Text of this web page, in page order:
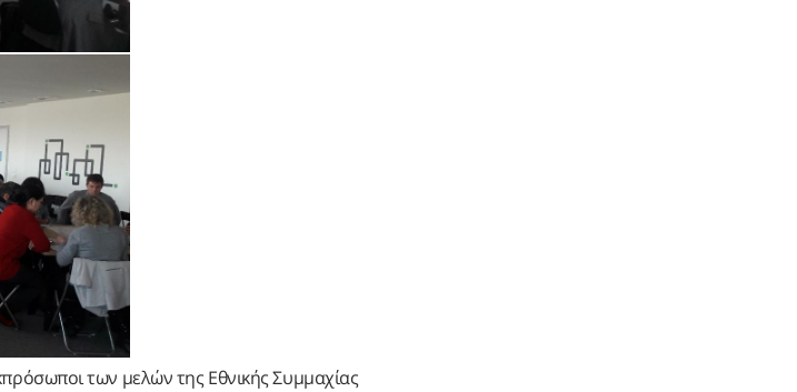
των μελών της Εθνικής Συμμαχίας